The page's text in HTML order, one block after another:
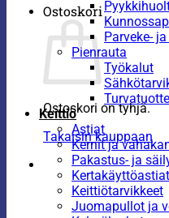
Ostoskori
Ostoskori on tyhjä.
Takaisin kauppaan
Parveke-
Pienrauta
Työkalut
Keittiö
Astiat
Kernit ja
Pakastus- ja
Kertakäyttöastiat
Keittiötarvikkeet
Juomapullot ja